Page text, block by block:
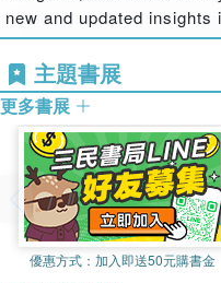
new and updated
and free speech,
affect these issues,
threats, violent conflict,
digitisation and social
topics such as trauma,
journalists in different
Central America,
The book also provides
journalist self-
how self-censorship
主題書展
更多書展
優惠方式： 加入即送50元購書金